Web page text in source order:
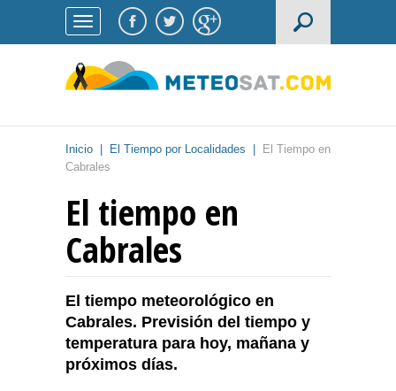
Inicio El Tiempo por Localidades
El Tiempo en
Cabrales
El tiempo en
Cabrales
El tiempo meteorológico en
Cabrales. Previsión del tiempo y
temperatura para hoy, mañana y
próximos días.